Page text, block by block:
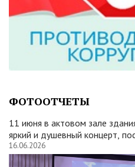
ФОТООТЧЕТЫ
11 июня в актовом зале
яркий и душевный концерт,
16.06.2026